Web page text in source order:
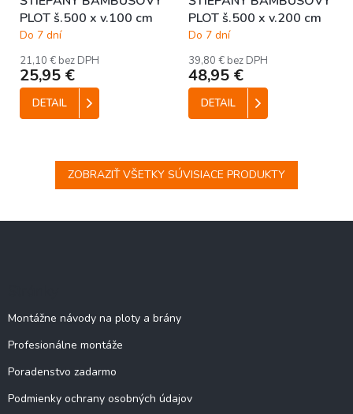
PLOT š.500 x v.100 cm
Do 7 dní
21,10 € bez DPH
25,95 €
DETAIL
PLOT š.500 x v.200 cm
Do 7 dní
39,80 € bez DPH
48,95 €
DETAIL
ZOBRAZIŤ VŠETKY SÚVISIACE PRODUKTY
Montážne návody na ploty a brány
Profesionálne montáže
Poradenstvo zadarmo
Podmienky ochrany osobných údajov